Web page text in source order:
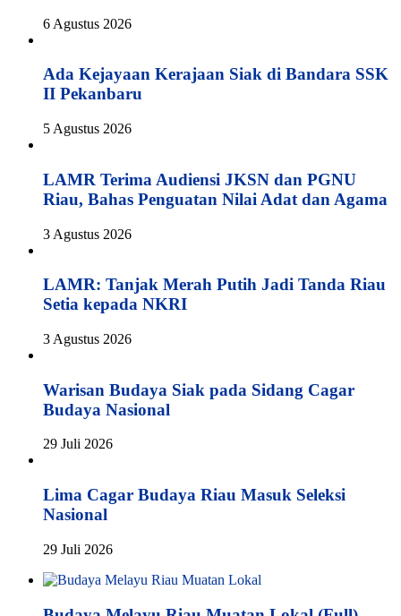
6 Agustus 2026
Ada Kejayaan Kerajaan Siak di Bandara SSK
II Pekanbaru
5 Agustus 2026
LAMR Terima Audiensi JKSN dan PGNU
Riau, Bahas Penguatan Nilai Adat dan Agama
3 Agustus 2026
LAMR: Tanjak Merah Putih Jadi Tanda Riau
Setia kepada NKRI
3 Agustus 2026
Warisan Budaya Siak pada Sidang Cagar
Budaya Nasional
29 Juli 2026
Lima Cagar Budaya Riau Masuk Seleksi
Nasional
29 Juli 2026